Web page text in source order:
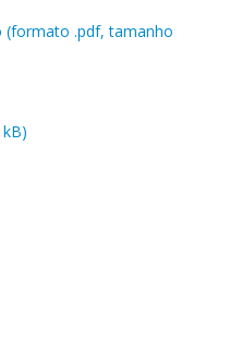
(formato .pdf, tamanho